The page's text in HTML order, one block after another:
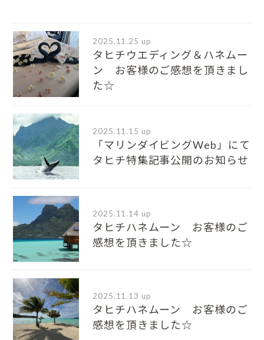
2025.11.25 up
タヒチウエディング＆ハネムー
ン お客様のご感想を頂きまし
た☆
2025.11.15 up
「マリンダイビングWeb」にて
タヒチ特集記事公開のお知らせ
2025.11.14 up
タヒチハネムーン お客様のご
感想を頂きました☆
2025.11.13 up
タヒチハネムーン お客様のご
感想を頂きました☆